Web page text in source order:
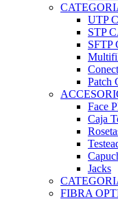
UTP
STP
SFTP
Patch
Face
Caja
Jacks
FIBRA